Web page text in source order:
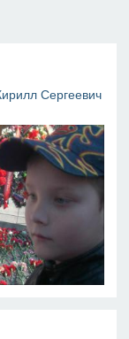
Сергеевич